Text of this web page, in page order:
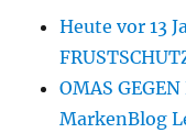
Heute vor 13
OMAS
MarkenBlog